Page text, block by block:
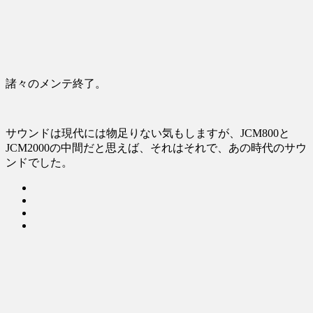
諸々のメンテ終了。
サウンドは現代には物足りない気もしますが、JCM800と
JCM2000の中間だと思えば、それはそれで、あの時代のサウ
ンドでした。